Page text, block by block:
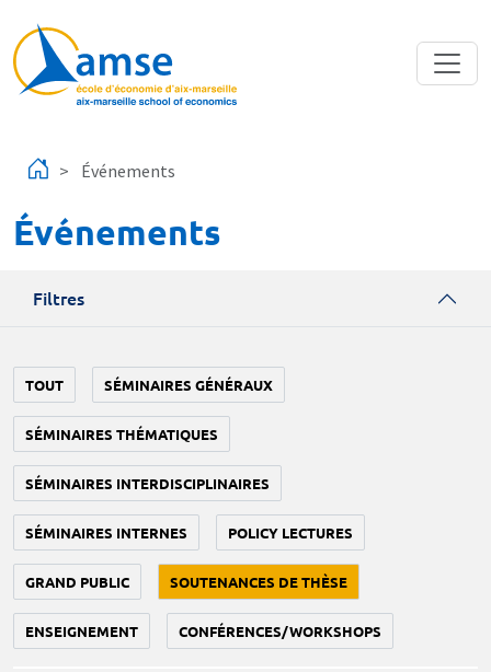
Événements
Événements
Filtres
TOUT SÉMINAIRES GÉNÉRAUX
SÉMINAIRES THÉMATIQUES
SÉMINAIRES INTERDISCIPLINAIRES
SÉMINAIRES INTERNES POLICY LECTURES
GRAND PUBLIC SOUTENANCES DE THÈSE
ENSEIGNEMENT CONFÉRENCES/WORKSHOPS